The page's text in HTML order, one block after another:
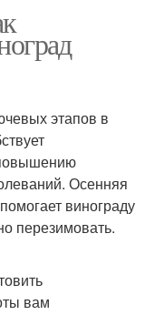
этапов в
Осенняя
винограду
перезимовать.
вам